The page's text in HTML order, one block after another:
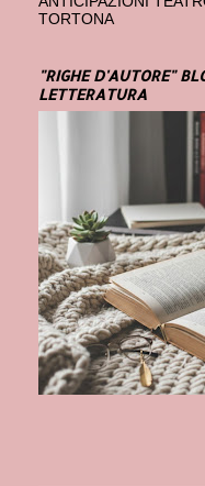
TORTONA
"RIGHE D'AUTORE"
LETTERATURA